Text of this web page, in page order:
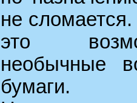
не
это
необычные
бумаги.